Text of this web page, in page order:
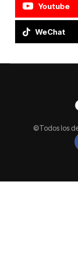
Youtube
WeChat
©Todos los